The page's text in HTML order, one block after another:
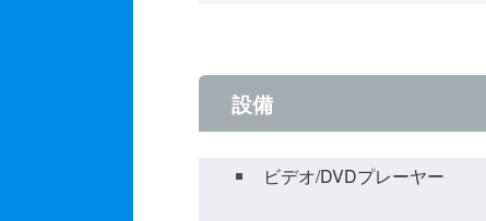
設備
ビデオ/DVDプレーヤー